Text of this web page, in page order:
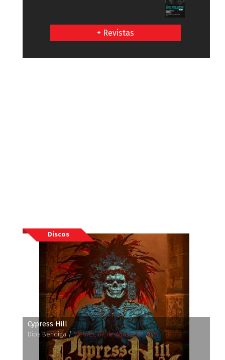
+ Revistas
Discos
Cypress Hill
Dios Bendiga /Viernes, 07 de Agosto de 2026